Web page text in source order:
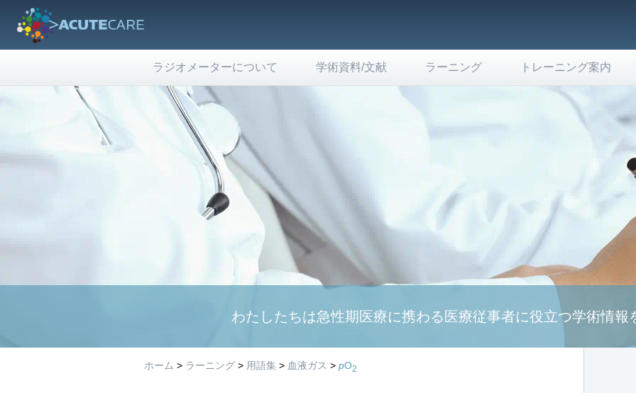
ラジオメーターについて 学術資料/文献 ラーニング トレーニング案内
わたしたちは急性期医療に携わる医療従事者に役立つ学術情報
ホーム > ラーニング > 用語集 > 血液ガス > pO2